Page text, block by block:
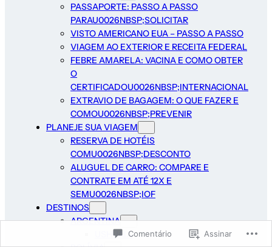
PASSAPORTE: PASSO A PASSO
PARAU0026NBSP;SOLICITAR
VISTO AMERICANO EUA – PASSO A PASSO
VIAGEM AO EXTERIOR E RECEITA FEDERAL
FEBRE AMARELA: VACINA E COMO OBTER
O
CERTIFICADOU0026NBSP;INTERNACIONAL
EXTRAVIO DE BAGAGEM: O QUE FAZER E
COMOU0026NBSP;PREVENIR
PLANEJE SUA VIAGEM
RESERVA DE HOTÉIS
COMU0026NBSP;DESCONTO
ALUGUEL DE CARRO: COMPARE E
CONTRATE EM ATÉ 12X E
SEMU0026NBSP;IOF
DESTINOS
ARGENTINA
USHUAIAComentário Assinar